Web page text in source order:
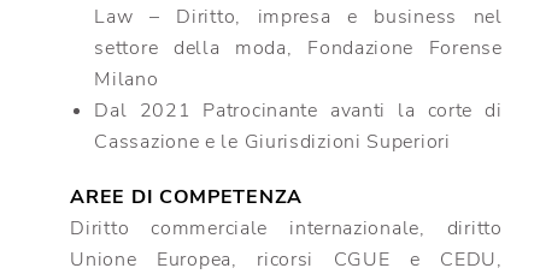
Law – Diritto, impresa e business nel
settore della moda, Fondazione Forense
Milano
Dal 2021 Patrocinante avanti la corte di
Cassazione e le Giurisdizioni Superiori
AREE DI COMPETENZA
Diritto commerciale internazionale, diritto
Unione Europea, ricorsi CGUE e CEDU,